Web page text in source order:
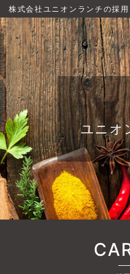
株式会社ユニオンランチの採
ユニオ